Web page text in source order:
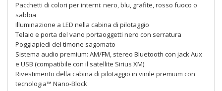
Pacchetti di colori per interni: nero, blu, grafite, rosso fuoco o
sabbia
Illuminazione a LED nella cabina di pilotaggio
Telaio e porta del vano portaoggetti nero con serratura
Poggiapiedi del timone sagomato
Sistema audio premium: AM/FM, stereo Bluetooth con jack Aux
e USB (compatibile con il satellite Sirius XM)
Rivestimento della cabina di pilotaggio in vinile premium con
tecnologia™ Nano-Block